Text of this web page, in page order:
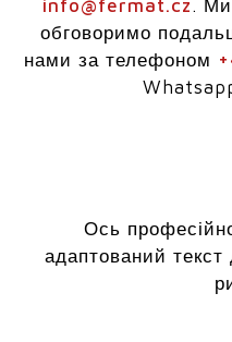
info@fermat.cz.
обговоримо
нами за телефоном
Ось
адаптований текст